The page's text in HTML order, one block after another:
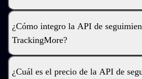
¿Cómo integro la API de
TrackingMore?
¿Cuál es el precio de la API de